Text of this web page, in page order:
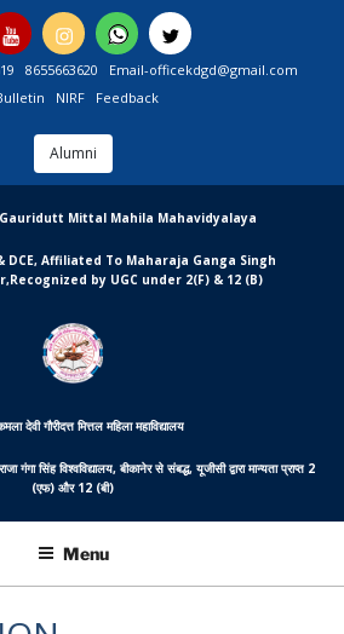
You
Tube
InstagramWhatsapp
Twitter
8655663620
Email-officekdgd@gmail.com
NIRF Feedback
Alumni
Mittal Mahila Mahavidyalaya
DCE, Affiliated To Maharaja Ganga Singh
by UGC under 2(F) & 12 (B)
देवी गौरीदत्त मित्तल महिला महाविद्यालय
गंगा सिंह विश्वविद्यालय, बीकानेर से संबद्ध, यूजीसी द्वारा मान्यता प्राप्त 2
(एफ) और 12 (बी)
Menu